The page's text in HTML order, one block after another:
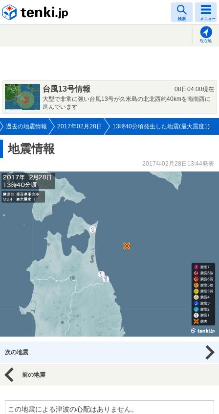
検索 メニュー
現在地
台風13号情報
08日04:00現在
大型で非常に強い台風13号が久米島の北北西約40kmを南南西に
進んでいます
過去の地震情報 2017年02月28日 13時40分頃発生した地震(最大震度1)
地震情報
2017年02月28日13:44発表
次の地震
前の地震
この地震による津波の心配はありません。